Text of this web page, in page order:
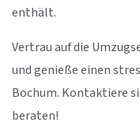
enthält.
Vertrau auf die
und genieße einen
Bochum. Kontaktiere
beraten!